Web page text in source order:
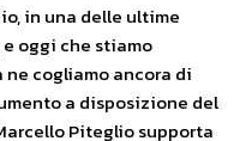
in una delle ultime
oggi che stiamo
cogliamo ancora di
a disposizione del
Piteglio supporta